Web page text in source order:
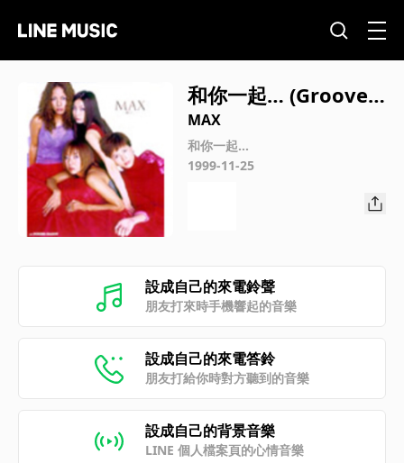
和你一起… (Groove T
hat Soul Remix)
MAX
和你一起…
1999-11-25
設成自己的來電鈴聲
朋友打來時手機響起的音樂
設成自己的來電答鈴
朋友打給你時對方聽到的音樂
設成自己的背景音樂
LINE 個人檔案頁的心情音樂